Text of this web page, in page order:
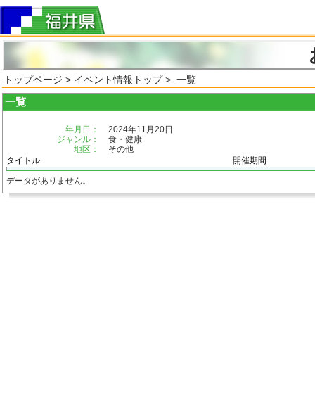
トップページ > イベント情報トップ> 一覧
一覧
年月日：
2024年11月20日
ジャンル：
食・健康
地区：
その他
タイトル
開催期間
データがありません。